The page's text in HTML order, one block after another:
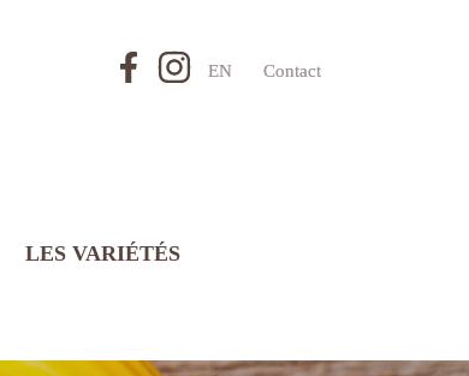
Contact
EN
LES VARIÉTÉS